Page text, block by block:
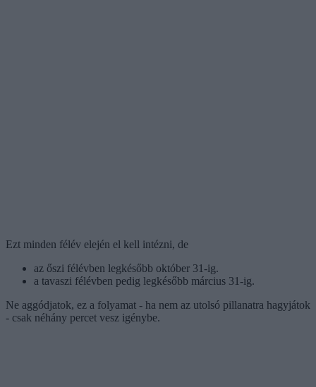
Ezt minden félév elején el kell intézni, de
az őszi félévben legkésőbb október 31-ig.
a tavaszi félévben pedig legkésőbb március 31-ig.
Ne aggódjatok, ez a folyamat - ha nem az utolsó pillanatra hagyjátok
- csak néhány percet vesz igénybe.